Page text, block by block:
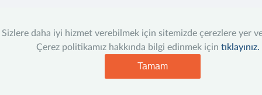
Sizlere daha iyi hizmet verebilmek için sitemizde çerezlere yer
Çerez politikamız hakkında bilgi edinmek için tıklayınız.
Tamam